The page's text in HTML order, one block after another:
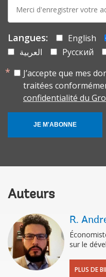
mail:
Langues: English
العربية
Русский
J’accepte que mes
traitées
confidentialité du
JE M'ABONNE
Auteurs
R.
sur le
PLUS DE